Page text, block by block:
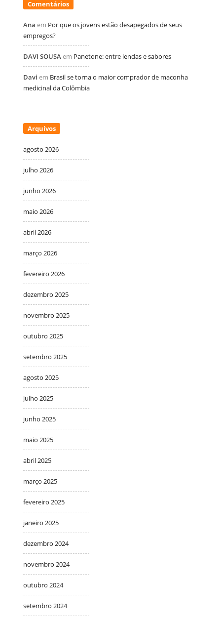
Comentários
Ana em Por que os jovens estão desapegados de seus
empregos?
DAVI SOUSAem Panetone: entre lendas e sabores
Davi em Brasil se torna o maior comprador de maconha
medicinal da Colômbia
Arquivos
agosto 2026
julho 2026
junho 2026
maio 2026
abril 2026
março 2026
fevereiro 2026
dezembro 2025
novembro 2025
outubro 2025
setembro 2025
agosto 2025
julho 2025
junho 2025
maio 2025
abril 2025
março 2025
fevereiro 2025
janeiro 2025
dezembro 2024
novembro 2024
outubro 2024
setembro 2024